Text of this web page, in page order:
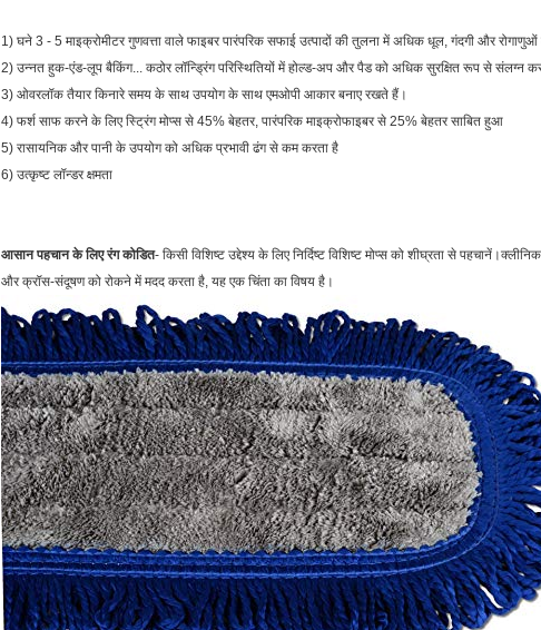
1) घने 3 - 5 माइक्रोमीटर गुणवत्ता वाले फाइबर पारंपरिक सफाई उत्पादों की तुलना में अधिक धूल, गंदगी और
2) उन्नत हुक-एंड-लूप बैकिंग... कठोर लॉन्ड्रिंग परिस्थितियों में होल्ड-अप और पैड को अधिक सुरक्षित रूप से संलग्न
3) ओवरलॉक तैयार किनारे समय के साथ उपयोग के साथ एमओपी आकार बनाए रखते हैं।
4) फर्श साफ करने के लिए स्ट्रिंग मोप्स से 45% बेहतर, पारंपरिक माइक्रोफाइबर से 25% बेहतर साबित हुआ
5) रासायनिक और पानी के उपयोग को अधिक प्रभावी ढंग से कम करता है
6) उत्कृष्ट लॉन्डर क्षमता
आसान पहचान के लिए रंग कोडित- किसी विशिष्ट उद्देश्य के लिए निर्दिष्ट विशिष्ट मोप्स को शीघ्रता से
और क्रॉस-संदूषण को रोकने में मदद करता है, यह एक चिंता का विषय है।